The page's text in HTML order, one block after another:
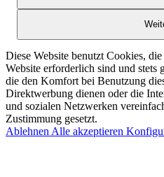
Diese Website benutzt Cookies,
Website erforderlich sind und stets
die den Komfort bei Benutzung
Direktwerbung dienen oder die
und sozialen Netzwerken
Zustimmung gesetzt.
Ablehnen Alle akzeptieren